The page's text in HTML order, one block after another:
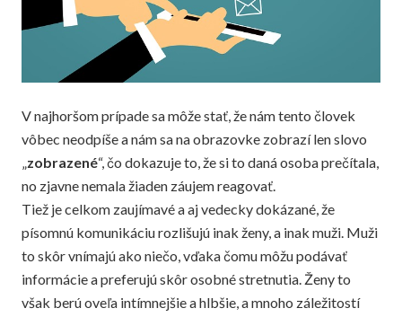
V najhoršom prípade sa môže stať, že nám tento človek
vôbec neodpíše a nám sa na obrazovke zobrazí len slovo
zobrazené“, čo dokazuje to, že si to daná osoba prečítala,
no zjavne nemala žiaden záujem reagovať.
Tiež je celkom zaujímavé a aj vedecky dokázané, že
písomnú komunikáciu rozlišujú inak ženy, a inak muži. Muži
to skôr vnímajú ako niečo, vďaka čomu môžu podávať
informácie a preferujú skôr osobné stretnutia. Ženy to
však berú oveľa intímnejšie a hlbšie, a mnoho záležitostí